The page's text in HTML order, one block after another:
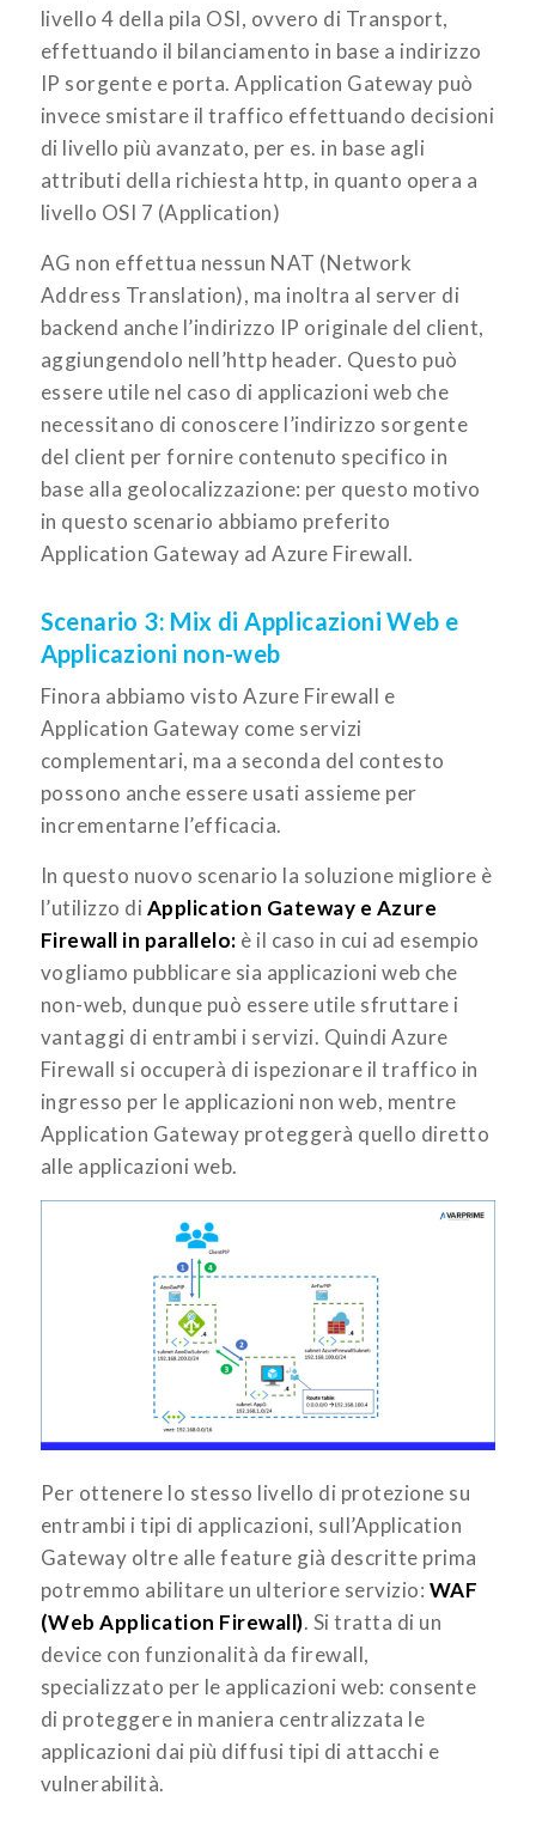
livello 4 della pila OSI, ovvero di Transport,
effettuando il bilanciamento in base a indirizzo
IP sorgente e porta. Application Gateway può
invece smistare il traffico effettuando decisioni
di livello più avanzato, per es. in base agli
attributi della richiesta http, in quanto opera a
livello OSI 7 (Application)
AG non effettua nessun NAT (Network
Address Translation), ma inoltra al server di
backend anche l’indirizzo IP originale del client,
aggiungendolo nell’http header. Questo può
essere utile nel caso di applicazioni web che
necessitano di conoscere l’indirizzo sorgente
del client per fornire contenuto specifico in
base alla geolocalizzazione: per questo motivo
in questo scenario abbiamo preferito
Application Gateway ad Azure Firewall.
Scenario 3: Mix di Applicazioni Web e
Applicazioni non-web
Finora abbiamo visto Azure Firewall e
Application Gateway come servizi
complementari, ma a seconda del contesto
possono anche essere usati assieme per
incrementarne l’efficacia.
In questo nuovo scenario la soluzione migliore è
l’utilizzo di Application Gateway e Azure
Firewall in parallelo: è il caso in cui ad esempio
vogliamo pubblicare sia applicazioni web che
non-web, dunque può essere utile sfruttare i
vantaggi di entrambi i servizi. Quindi Azure
Firewall si occuperà di ispezionare il traffico in
ingresso per le applicazioni non web, mentre
Application Gateway proteggerà quello diretto
alle applicazioni web.
Per ottenere lo stesso livello di protezione su
entrambi i tipi di applicazioni, sull’Application
Gateway oltre alle feature già descritte prima
potremmo abilitare un ulteriore servizio: WAF
(Web Application Firewall). Si tratta di un
device con funzionalità da firewall,
specializzato per le applicazioni web: consente
di proteggere in maniera centralizzata le
applicazioni dai più diffusi tipi di attacchi e
vulnerabilità.